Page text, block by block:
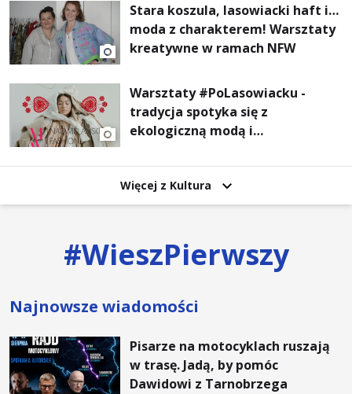
Stara koszula, lasowiacki haft i…
moda z charakterem! Warsztaty
kreatywne w ramach NFW
Warsztaty #PoLasowiacku -
tradycja spotyka się z
ekologiczną modą i
Więcej z Kultura
#WieszPierwszy
Najnowsze wiadomości
Pisarze na motocyklach ruszają
w trasę. Jadą, by pomóc
Dawidowi z Tarnobrzega